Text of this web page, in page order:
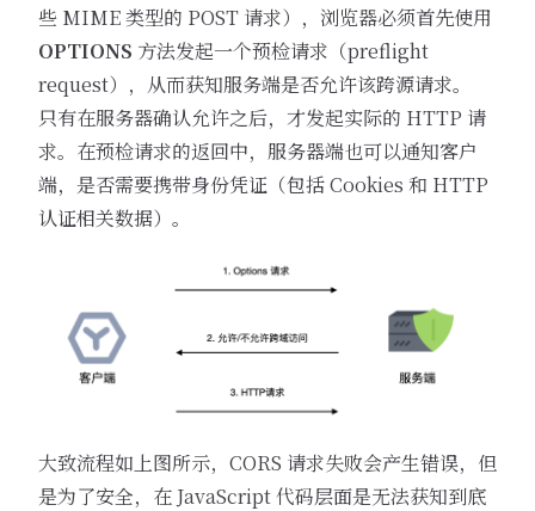
些 MIME 类型的 POST 请求），浏览器必须首先使用
OPTIONS 方法发起一个预检请求（preflight
request），从而获知服务端是否允许该跨源请求。
只有在服务器确认允许之后，才发起实际的 HTTP 请
求。在预检请求的返回中，服务器端也可以通知客户
端，是否需要携带身份凭证（包括 Cookies 和 HTTP
认证相关数据）。
大致流程如上图所示，CORS 请求失败会产生错误，但
是为了安全，在 JavaScript 代码层面是无法获知到底